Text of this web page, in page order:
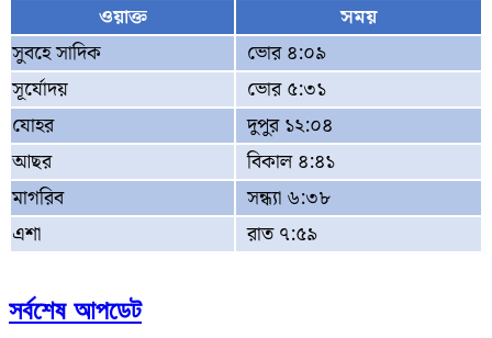
ওয়াক্ত
সময়
সুবহে সাদিক
ভোর ৪:০৯
সূর্যোদয়
ভোর ৫:৩১
যোহর
দুপুর ১২:০৪
আছর
বিকাল ৪:৪১
মাগরিব
সন্ধ্যা ৬:৩৮
এশা
রাত ৭:৫৯
সর্বশেষ আপডেট